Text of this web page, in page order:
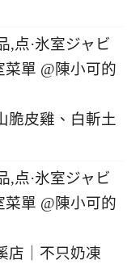
脆皮雞、白斬土
店｜不只奶凍